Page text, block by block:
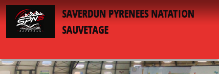
SAVERDUN PYRENEES NATATION
SAUVETAGE
Panneau de gestion des cookies